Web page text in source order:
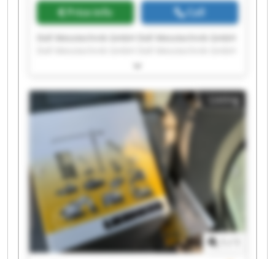
Price info Call
Doll Messtechnik GmbH Doll Messtechnik GmbH
Doll Messtechnik GmbH Doll Messtechnik GmbH
Doll Messtechnik GmbH Doll Messtechnik GmbH
Doll Messtechnik GmbH Doll Messtechnik GmbH
Doll Messtechnik GmbH Doll Messtechnik GmbH
Doll Messtechnik GmbH Doll Messtechnik GmbH
Doll Messtechnik GmbH Doll Messtechnik GmbH
Doll Messtechnik GmbH Doll Messtechnik GmbH
Listing